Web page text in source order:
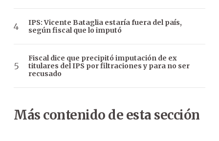
IPS: Vicente Bataglia estaría fuera del país,
según fiscal que lo imputó
Fiscal dice que precipitó imputación de ex
titulares del IPS por filtraciones y para no ser
recusado
Más contenido de esta sección